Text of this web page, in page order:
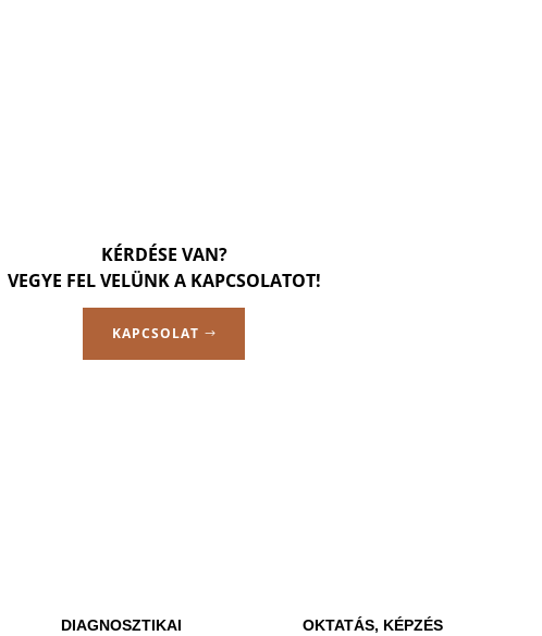
KÉRDÉSE VAN?
VEGYE FEL VELÜNK A KAPCSOLATOT!
KAPCSOLAT
DIAGNOSZTIKAI
OKTATÁS, KÉPZÉS